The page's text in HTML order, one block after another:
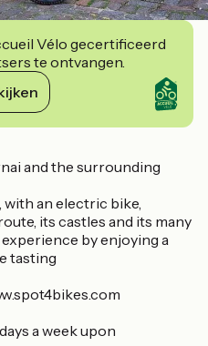
Vélo gecertificeerd
te ontvangen.
and the surrounding
with an electric bike,
its castles and its many
by enjoying a
tasting
a week upon